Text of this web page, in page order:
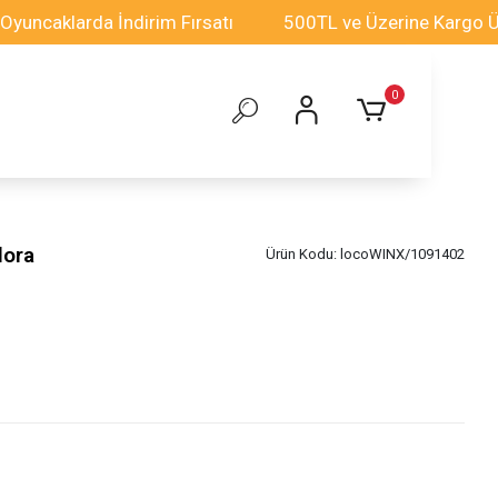
İndirim Fırsatı 500TL ve Üzerine Kargo
0
Ürün Kodu: locoWINX/1091402